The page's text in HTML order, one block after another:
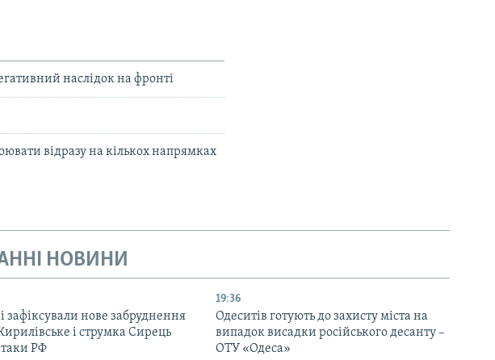
наслідок на фронті
відразу на кількох напрямках
НОВИНИ
зафіксували нове забруднення
і струмка Сирець
РФ
19:36
Одеситів готують до захисту міста на
випадок висадки російського десанту –
ОТУ «Одеса»